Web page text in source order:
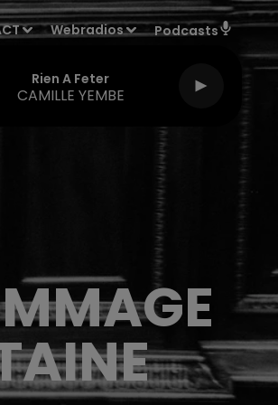
Webradios Podcasts
Rien A Feter
CAMILLE YEMBE